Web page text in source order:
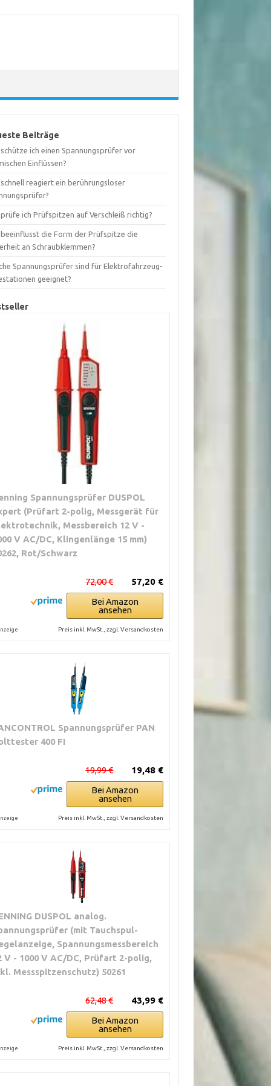
Beiträge
ich einen Spannungsprüfer vor
Einflüssen?
reagiert ein berührungsloser
ich Prüfspitzen auf Verschleiß richtig?
beeinflusst die Form der Prüfspitze die
an Schraubklemmen?
Spannungsprüfer sind für Elektrofahrzeug-
geeignet?
Spannungsprüfer DUSPOL
(Prüfart 2-polig, Messgerät für
Messbereich 12 V -
V AC/DC, Klingenlänge 15 mm)
Rot/Schwarz
57,20 €
72,00 €
Bei Amazon
ansehen
Preis inkl. MwSt., zzgl. Versandkosten
Spannungsprüfer PAN
400 FI
19,48 €
19,99 €
Bei Amazon
ansehen
Preis inkl. MwSt., zzgl. Versandkosten
DUSPOL analog.
(mit Tauchspul-
Spannungsmessbereich
V - 1000 V AC/DC, Prüfart 2-polig,
Messspitzenschutz) 50261
43,99 €
62,48 €
Bei Amazon
ansehen
Preis inkl. MwSt., zzgl. Versandkosten